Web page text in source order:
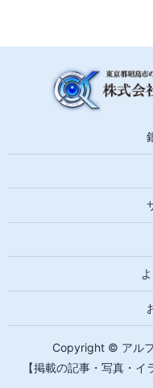
Copyright © アル
【掲載の記事・写真・